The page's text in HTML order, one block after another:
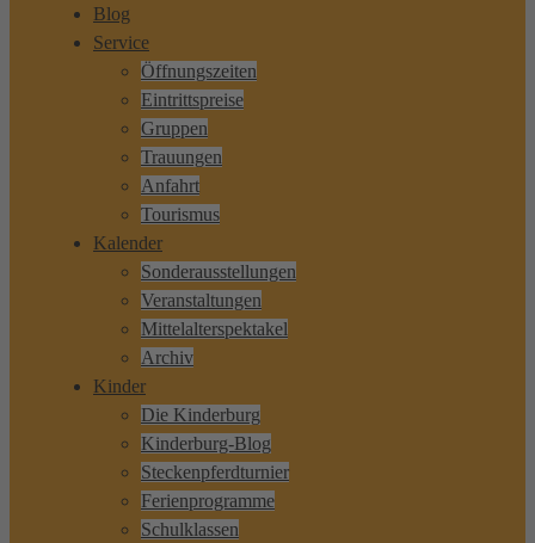
Blog
Service
Öffnungszeiten
Eintrittspreise
Gruppen
Trauungen
Anfahrt
Tourismus
Kalender
Sonderausstellungen
Veranstaltungen
Mittelalterspektakel
Archiv
Kinder
Die Kinderburg
Kinderburg-Blog
Steckenpferdturnier
Ferienprogramme
Schulklassen